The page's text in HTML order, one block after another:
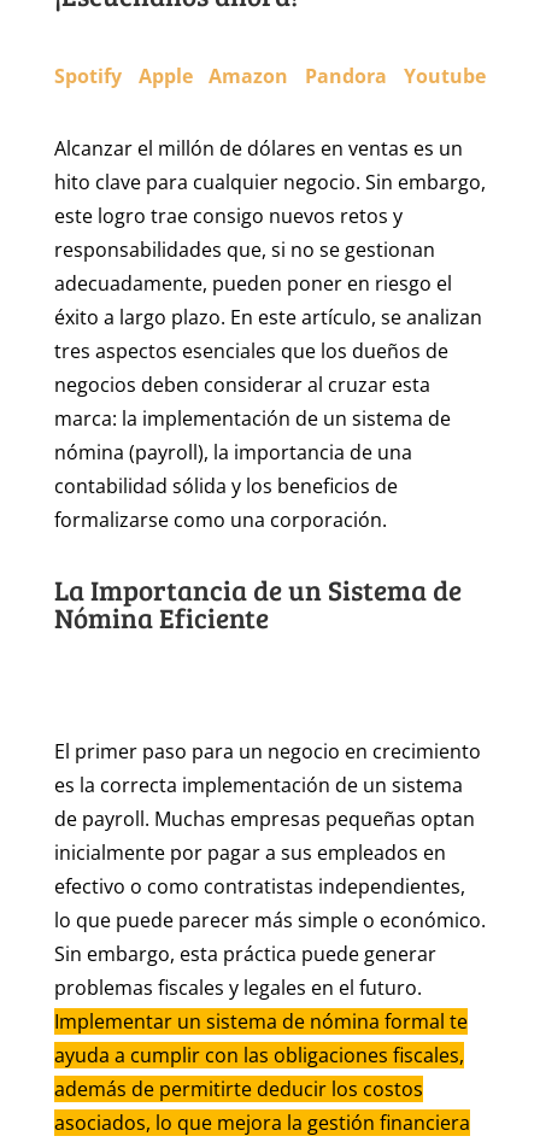
Spotify Apple Amazon Pandora Youtube
Alcanzar el millón de dólares en ventas es un
hito clave para cualquier negocio. Sin embargo,
este logro trae consigo nuevos retos y
responsabilidades que, si no se gestionan
adecuadamente, pueden poner en riesgo el
éxito a largo plazo. En este artículo, se analizan
tres aspectos esenciales que los dueños de
negocios deben considerar al cruzar esta
marca: la implementación de un sistema de
nómina (payroll), la importancia de una
contabilidad sólida y los beneficios de
formalizarse como una corporación.
La Importancia de un Sistema de
Nómina Eficiente
El primer paso para un negocio en crecimiento
es la correcta implementación de un sistema
de payroll. Muchas empresas pequeñas optan
inicialmente por pagar a sus empleados en
efectivo o como contratistas independientes,
lo que puede parecer más simple o económico.
Sin embargo, esta práctica puede generar
problemas fiscales y legales en el futuro.
Implementar un sistema de nómina formal te
ayuda a cumplir con las obligaciones fiscales,
además de permitirte deducir los costos
asociados, lo que mejora la gestión financiera